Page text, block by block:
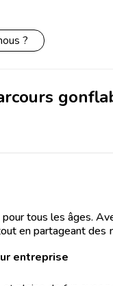
?
tous les âges.
en partageant des
entreprise